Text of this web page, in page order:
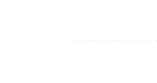
6.优化测试流程，版本发布前遗留缺